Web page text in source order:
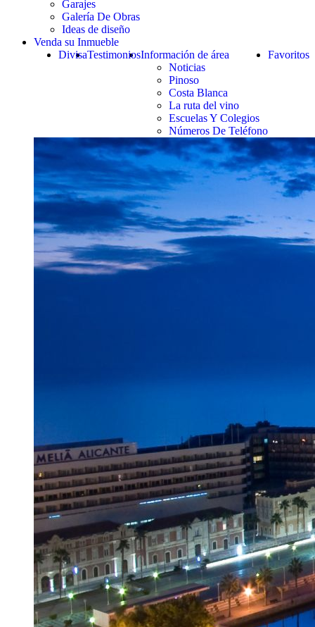
Garajes
Galería De Obras
Ideas de diseño
Venda su Inmueble
Favoritos
Información de área
Noticias
Pinoso
Costa Blanca
La ruta del vino
Escuelas Y Colegios
Números De Teléfono
Testimonios
Divisa